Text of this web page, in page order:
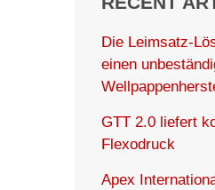
Die Leimsatz-
einen
GTT 2.0 liefert
Flexodruck
Apex